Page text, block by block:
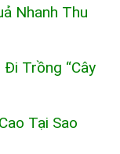
Nhanh Thu
Đi Trồng “cây
Tại Sao